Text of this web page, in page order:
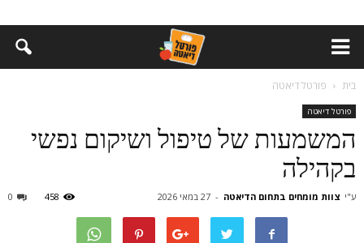
בית פורטל דיאטה
פורטל דיאטה
המשמעות של טיפול ושיקום נפשי
בקהילה
ע"י צוות מומחים בתחום הדיאטה - 27 במאי 2026 0 458